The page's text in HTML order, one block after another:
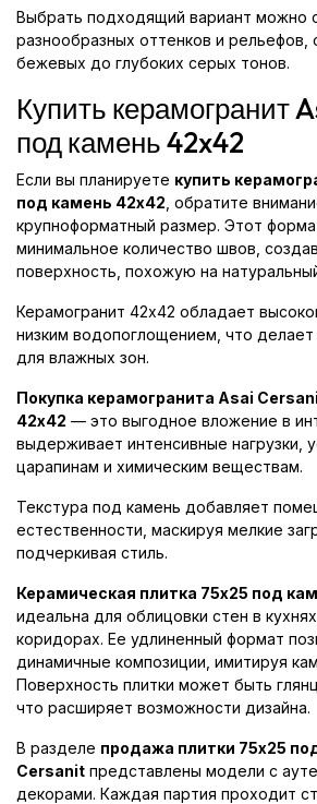
Выбрать подходящий вариант можно
разнообразных оттенков и рельефов,
бежевых до глубоких серых тонов.
Купить керамогранит
под камень 42x42
Если вы планируете купить
под камень 42x42 , обратите
крупноформатный размер. Этот
минимальное количество швов,
поверхность, похожую на
Керамогранит 42x42 обладает
низким водопоглощением, что
для влажных зон.
Покупка керамогранита Asai
42x42 — это выгодное вложение в
выдерживает интенсивные нагрузки,
царапинам и химическим веществам.
Текстура под камень добавляет
естественности, маскируя мелкие
подчеркивая стиль.
Керамическая плитка 75x25 под
идеальна для облицовки стен в
коридорах. Ее удлиненный формат
динамичные композиции, имитируя
Поверхность плитки может быть
что расширяет возможности дизайна.
В разделе продажа плитки 75x25
Cersanit представлены модели с
декорами. Каждая партия проходит